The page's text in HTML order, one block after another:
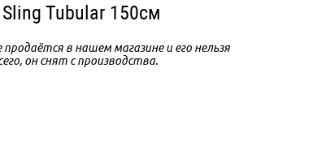
Tubular 150см
в нашем магазине и его нельзя
он снят с производства.